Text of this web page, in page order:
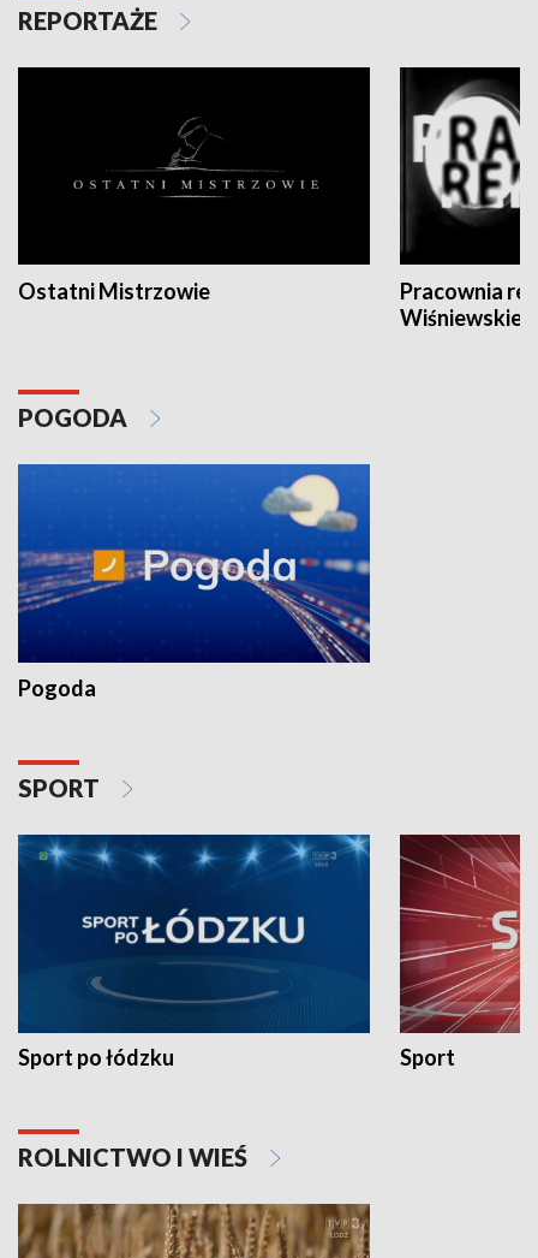
REPORTAŻE
Ostatni Mistrzowie
Pracownia
POGODA
Pogoda
SPORT
Sport po łódzku Sport
ROLNICTWO I WIEŚ